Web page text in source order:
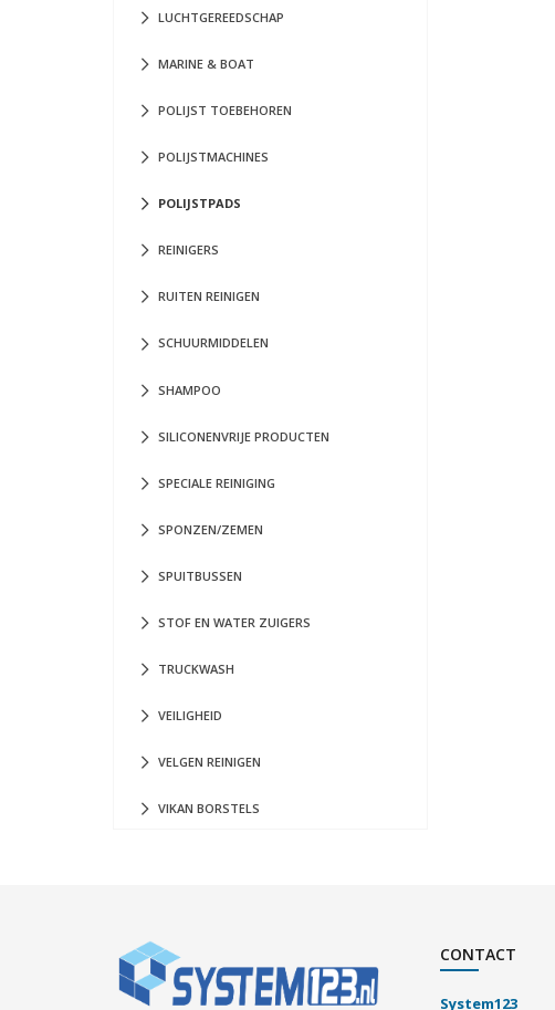
LUCHTGEREEDSCHAP
MARINE & BOAT
POLIJST TOEBEHOREN
POLIJSTMACHINES
POLIJSTPADS
REINIGERS
RUITEN REINIGEN
SCHUURMIDDELEN
SHAMPOO
SILICONENVRIJE PRODUCTEN
SPECIALE REINIGING
SPONZEN/ZEMEN
SPUITBUSSEN
STOF EN WATER ZUIGERS
TRUCKWASH
VEILIGHEID
VELGEN REINIGEN
VIKAN BORSTELS
CONTACT
System123